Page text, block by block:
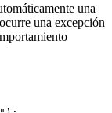
una
una excepción